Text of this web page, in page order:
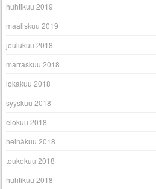
huhtikuu 2019
maaliskuu 2019
joulukuu 2018
marraskuu 2018
lokakuu 2018
syyskuu 2018
elokuu 2018
heinäkuu 2018
toukokuu 2018
huhtikuu 2018